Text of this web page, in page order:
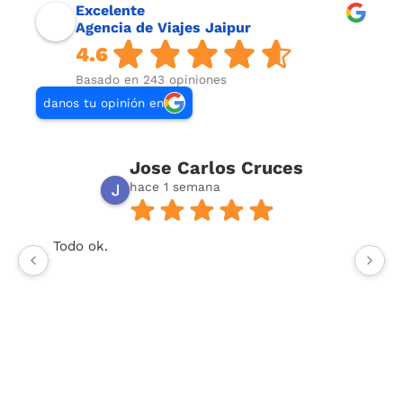
Excelente
Agencia de Viajes Jaipur
4.6
Basado en 243 opiniones
danos tu opinión en
Jose Carlos Cruces
hace 1 semana
Todo ok.